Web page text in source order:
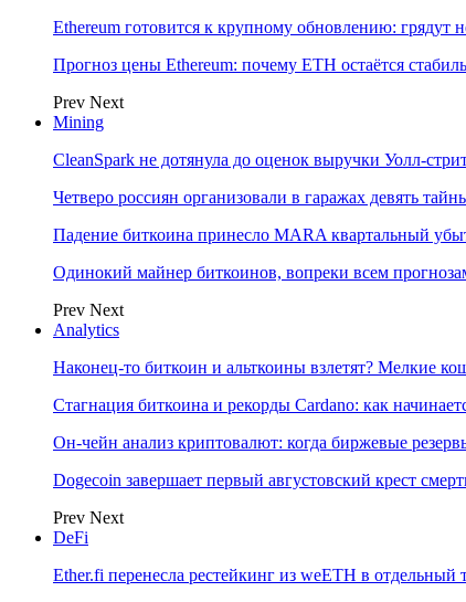
Ethereum готовится к крупному обновлению: грядут
Прогноз цены Ethereum: почему ETH остаётся
Prev Next
Mining
CleanSpark не дотянула до оценок выручки Уолл-
Четверо россиян организовали в гаражах девять
Падение биткоина принесло MARA квартальный
Одинокий майнер биткоинов, вопреки всем
Prev Next
Analytics
Наконец-то биткоин и альткоины взлетят? Мелкие
Стагнация биткоина и рекорды Cardano: как
Он-чейн анализ криптовалют: когда биржевые
Dogecoin завершает первый августовский крест
Prev Next
DeFi
Ether.fi перенесла рестейкинг из weETH в отдельный